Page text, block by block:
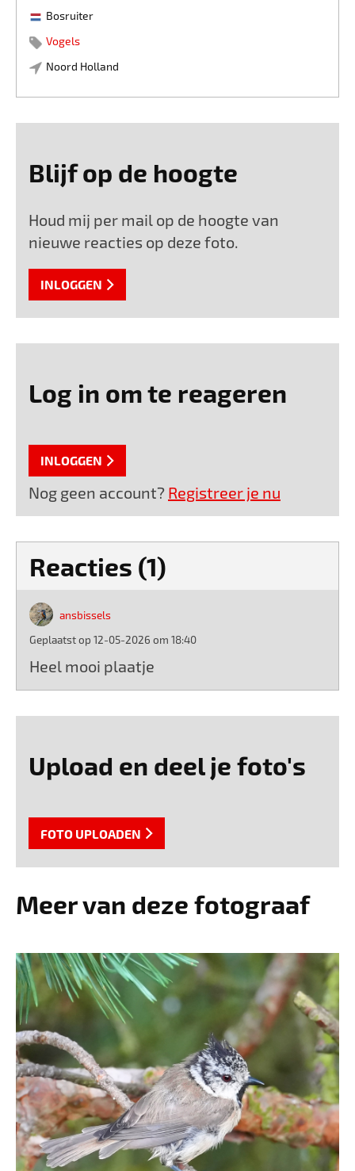
Bosruiter
Vogels
Noord Holland
Blijf op de hoogte
Houd mij per mail op de hoogte van
nieuwe reacties op deze foto.
INLOGGEN
Log in om te reageren
INLOGGEN
Nog geen account? Registreer je nu
Reacties (1)
ansbissels
Geplaatst op 12-05-2026 om 18:40
Heel mooi plaatje
Upload en deel je foto's
FOTO UPLOADEN
Meer van deze fotograaf